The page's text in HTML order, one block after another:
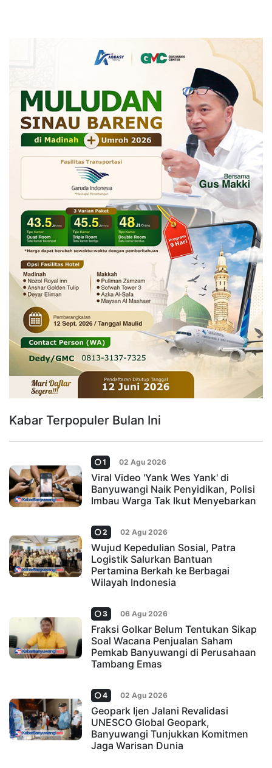
Kabar Terpopuler Bulan Ini
1 02 Agu 2026
Viral Video 'Yank Wes Yank' di
Banyuwangi Naik Penyidikan, Polisi
Imbau Warga Tak Ikut Menyebarkan
2 02 Agu 2026
Wujud Kepedulian Sosial, Patra
Logistik Salurkan Bantuan
Pertamina Berkah ke Berbagai
Wilayah Indonesia
3 06 Agu 2026
Fraksi Golkar Belum Tentukan Sikap
Soal Wacana Penjualan Saham
Pemkab Banyuwangi di Perusahaan
Tambang Emas
4 02 Agu 2026
Geopark Ijen Jalani Revalidasi
UNESCO Global Geopark,
Banyuwangi Tunjukkan Komitmen
Jaga Warisan Dunia